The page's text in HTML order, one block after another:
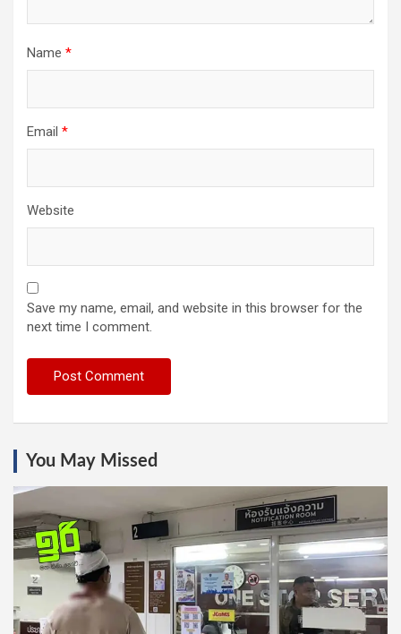
Name *
Email *
Website
Save my name, email, and website in this browser for the
next time I comment.
You May Missed